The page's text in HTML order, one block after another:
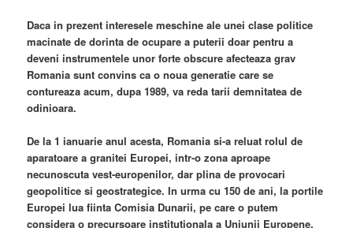
Daca in prezent interesele meschine ale unei clase politice
macinate de dorinta de ocupare a puterii doar pentru a
deveni instrumentele unor forte obscure afecteaza grav
Romania sunt convins ca o noua generatie care se
contureaza acum, dupa 1989, va reda tarii demnitatea de
odinioara.
De la 1 ianuarie anul acesta, Romania si-a reluat rolul de
aparatoare a granitei Europei, intr-o zona aproape
necunoscuta vest-europenilor, dar plina de provocari
geopolitice si geostrategice. In urma cu 150 de ani, la portile
Europei lua fiinta Comisia Dunarii, pe care o putem
considera o precursoare institutionala a Uniunii Europene.